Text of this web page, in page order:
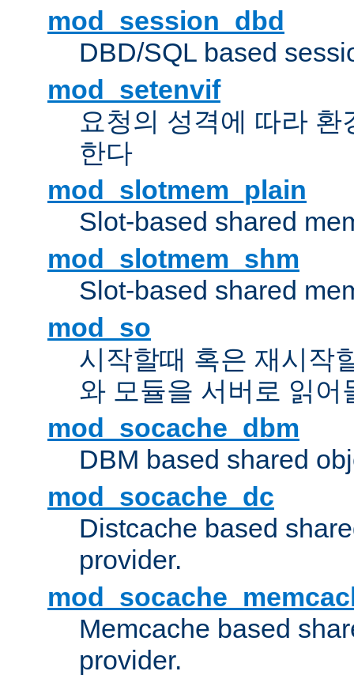
mod_session_dbd
DBD/SQL based
mod_setenvif
요청의 성격에 따라
한다
mod_slotmem_plain
Slot-based shared
mod_slotmem_shm
Slot-based shared
mod_so
시작할때 혹은 재시작
와 모듈을 서버로 읽어
mod_socache_dbm
DBM based shared
mod_socache_dc
Distcache based
provider.
Memcache based
provider.